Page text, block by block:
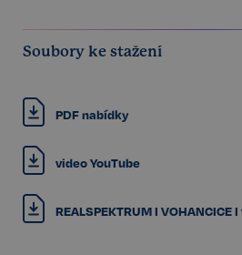
Soubory ke stažení
PDF nabídky
video YouTube
REALSPEKTRUM I VOHANCICE